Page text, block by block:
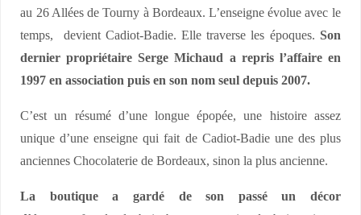
au 26 Allées de Tourny à Bordeaux. L’enseigne évolue avec le
temps, devient Cadiot-Badie. Elle traverse les époques. Son
dernier propriétaire Serge Michaud a repris l’affaire en
1997 en association puis en son nom seul depuis 2007.
C’est un résumé d’une longue épopée, une histoire assez
unique d’une enseigne qui fait de Cadiot-Badie une des plus
anciennes Chocolaterie de Bordeaux, sinon la plus ancienne.
La boutique a gardé de son passé un décor